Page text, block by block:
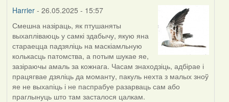
Harrier- 26.05.2025 - 15:57
Смешна назіраць, як птушаняты
выхапліваюць у самкі здабычу, якую яна
стараецца падзяліць на маскіамльную
колькасць патомства, а потым шукае яе,
зазіраючы амаль за кожнага. Часам знаходзіць, адбірае і
працягвае дзяліць да моманту, пакуль нехта з малых зноў
яе не выхапіць і не паспрабуе разарваць сам або
праглынуць што там засталося цалкам.